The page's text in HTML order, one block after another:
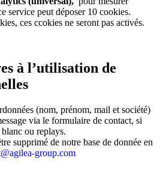
e service peut déposer 10 cookies.
ces ccokies ne seront pas activés.
à l’utilisation de
(nom, prénom, mail et société)
via le formulaire de contact, si
ou replays.
supprimé de notre base de donnée en
group.com